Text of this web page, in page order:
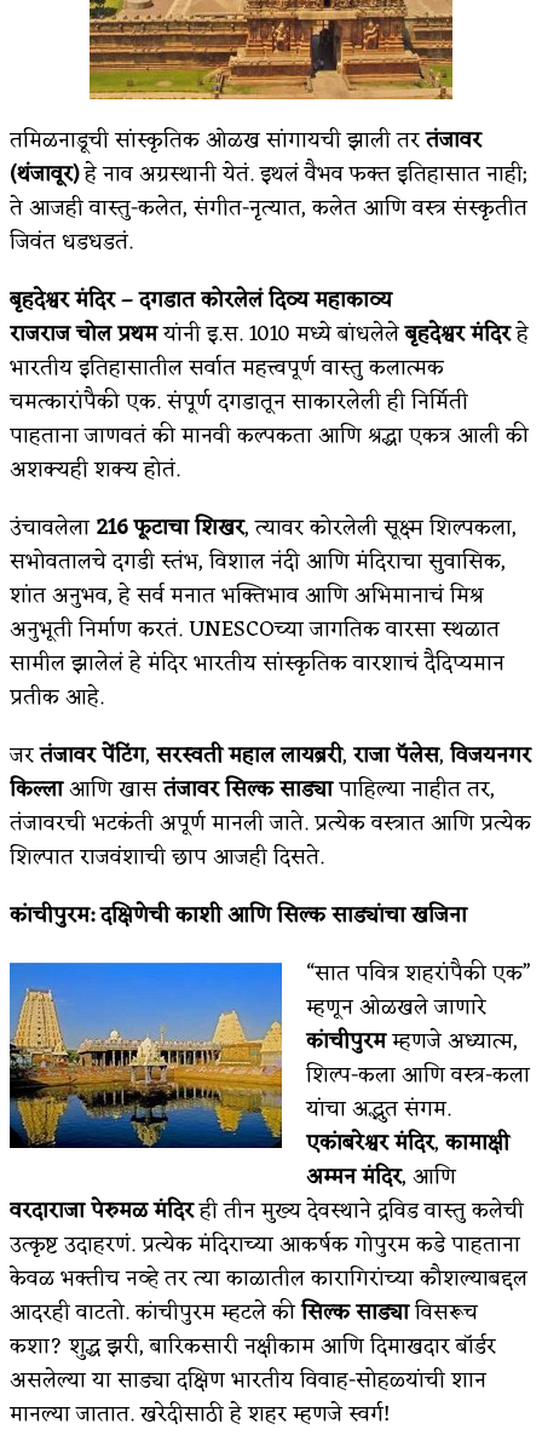
जोशी
डेंग्यू: ताप उतरला म्हणजे धोका टळला असे नाही!
सुवर्ण – झळाळी
‘अर्थ’पूर्ण हास्य
अपूर्ण कथा
बुडीच खटलं – संयुक्त कुटुंब का गरजेचं?
तमिळनाडूची सांस्कृतिक ओळख सांगायची झाली तरतंजावर
(थंजावूर)हे नाव अग्रस्थानी येतं. इथलं वैभव फक्त इतिहासात नाही;
ते आजही वास्तु-कलेत, संगीत-नृत्यात, कलेत आणि वस्त्र संस्कृतीत
जिवंत धडधडतं.
बृहदेश्वर मंदिर – दगडात कोरलेलं दिव्य महाकाव्य
राजराज चोल प्रथमयांनी इ.स. 1010 मध्ये बांधलेलेबृहदेश्वर मंदिरहे
भारतीय इतिहासातील सर्वात महत्त्वपूर्ण वास्तु कलात्मक
चमत्कारांपैकी एक. संपूर्ण दगडातून साकारलेली ही निर्मिती
पाहताना जाणवतं की मानवी कल्पकता आणि श्रद्धा एकत्र आली की
अशक्यही शक्य होतं.
उंचावलेला216फूटाचा शिखर, त्यावर कोरलेली सूक्ष्म शिल्पकला,
सभोवतालचे दगडी स्तंभ, विशाल नंदी आणि मंदिराचा सुवासिक,
शांत अनुभव, हे सर्व मनात भक्तिभाव आणि अभिमानाचं मिश्र
अनुभूती निर्माण करतं. UNESCOच्या जागतिक वारसा स्थळात
सामील झालेलं हे मंदिर भारतीय सांस्कृतिक वारशाचं दैदिप्यमान
प्रतीक आहे.
जरतंजावर पेंटिंग,सरस्वती महाल लायब्ररी,राजा पॅलेस,विजयनगर
किल्लाआणि खासतंजावर सिल्क साड्यापाहिल्या नाहीत तर,
तंजावरची भटकंती अपूर्ण मानली जाते. प्रत्येक वस्त्रात आणि प्रत्येक
शिल्पात राजवंशाची छाप आजही दिसते.
कांचीपुरम:दक्षिणेची काशी आणि सिल्क साड्यांचा खजिना
“सात पवित्र शहरांपैकी एक”
म्हणून ओळखले जाणारे
कांचीपुरमम्हणजे अध्यात्म,
शिल्प-कला आणि वस्त्र-कला
यांचा अद्भुत संगम.
एकांबरेश्वर मंदिर,कामाक्षी
अम्मन मंदिर, आणि
वरदाराजा पेरुमळ मंदिरही तीन मुख्य देवस्थाने द्रविड वास्तु कलेची
उत्कृष्ट उदाहरणं. प्रत्येक मंदिराच्या आकर्षक गोपुरम कडे पाहताना
केवळ भक्तीच नव्हे तर त्या काळातील कारागिरांच्या कौशल्याबद्दल
आदरही वाटतो. कांचीपुरम म्हटले कीसिल्क साड्याविसरूच
कशा? शुद्ध झरी, बारिकसारी नक्षीकाम आणि दिमाखदार बॉर्डर
असलेल्या या साड्या दक्षिण भारतीय विवाह-सोहळ्यांची शान
मानल्या जातात. खरेदीसाठी हे शहर म्हणजे स्वर्ग!